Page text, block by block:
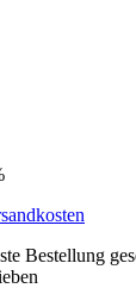
Bestellung